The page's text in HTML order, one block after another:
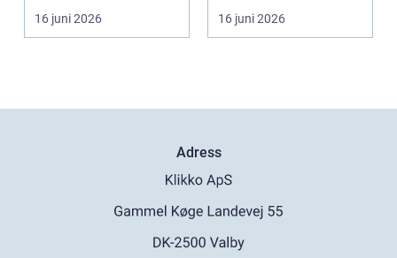
16 juni 2026
skapa...
16 juni 2026
Adress